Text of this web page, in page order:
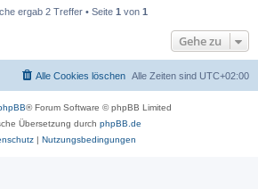
ergab 2 Treffer • Seite 1 von 1
Gehe zu
Alle Zeiten sind UTC+02:00
Alle Cookies löschen
® Forum Software © phpBB Limited
Übersetzung durch phpBB.de
| Nutzungsbedingungen